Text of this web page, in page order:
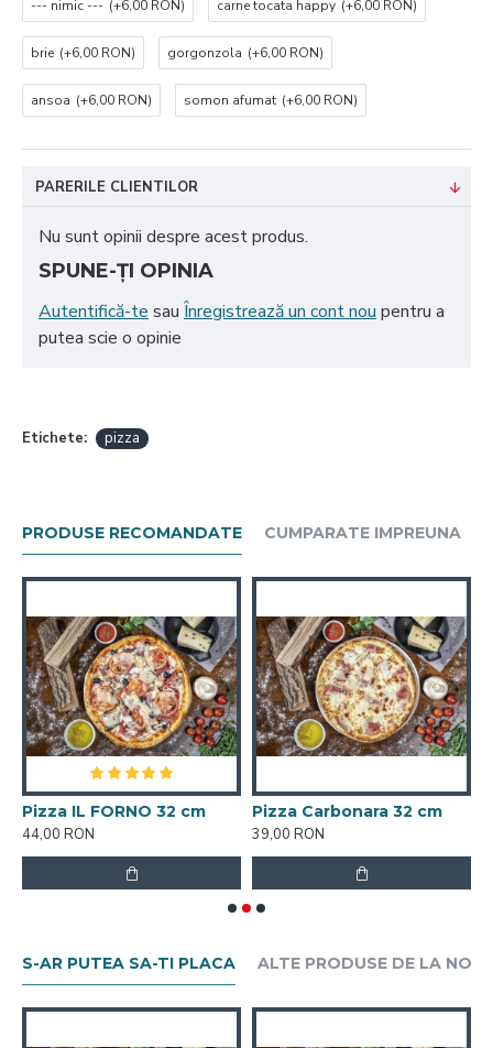
--- nimic --- (+6,00 RON) carne tocata happy (+6,00 RON)
brie (+6,00 RON) gorgonzola (+6,00 RON)
ansoa (+6,00 RON) somon afumat (+6,00 RON)
PARERILE CLIENTILOR
Nu sunt opinii despre acest produs.
SPUNE-ŢI OPINIA
Autentifică-te sau Înregistrează un cont nou pentru a
putea scie o opinie
Etichete: pizza
PRODUSE RECOMANDATE CUMPARATE IMPREUNA
Pizza IL FORNO 32 cm
44,00 RON
Pizza Carbonara 32 cm
39,00 RON
S-AR PUTEA SA-TI PLACA ALTE PRODUSE DE LA NOI